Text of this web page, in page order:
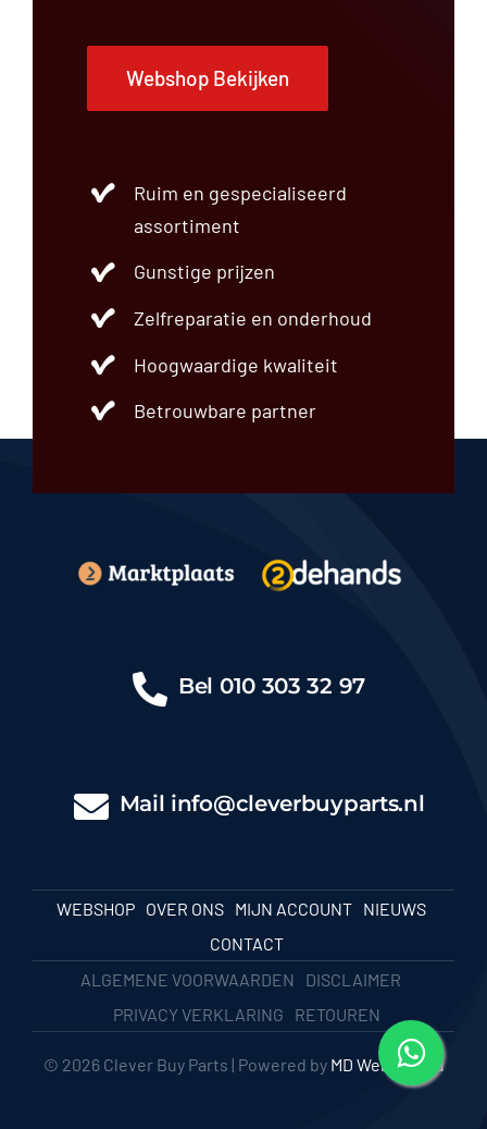
Webshop Bekijken
Ruim en gespecialiseerd
assortiment
Gunstige prijzen
Zelfreparatie en onderhoud
Hoogwaardige kwaliteit
Betrouwbare partner
Bel 010 303 32 97
Mail info@cleverbuyparts.nl
WEBSHOP OVER ONS MIJN ACCOUNT
NIEUWS
CONTACT
ALGEMENE VOORWAARDEN
DISCLAIMER
PRIVACY VERKLARING
RETOUREN
© 2026 Clever Buy Parts | Powered by MD Webbureau